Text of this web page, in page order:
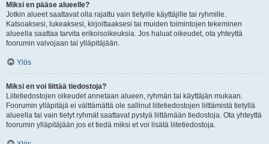
Miksi en pääse alueelle?
Jotkin alueet saattavat olla rajattu vain tietyille käyttäjille tai ryhmille.
Katsoaksesi, lukeaksesi, kirjoittaaksesi tai muiden toimintojen tekeminen
alueella saattaa tarvita erikoisoikeuksia. Jos haluat oikeudet, ota yhteyttä
foorumin valvojaan tai ylläpitäjään.
Ylös
Miksi en voi liittää tiedostoja?
Liitetiedostojen oikeudet annetaan alueen, ryhmän tai käyttäjän mukaan.
Foorumin ylläpitäjä ei välttämättä ole sallinut liitetiedostojen liittämistä tietyllä
alueella tai vain tietyt ryhmät saattavat pystyä liittämään tiedostoja. Ota yhteyttä
foorumin ylläpitäjään jos et tiedä miksi et voi lisätä liitetiedostoja.